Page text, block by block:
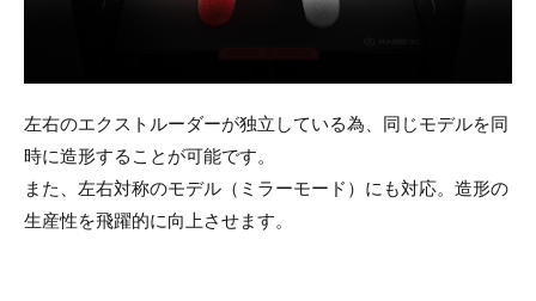
左右のエクストルーダーが独立している為、同じモデルを同
時に造形することが可能です。
また、左右対称のモデル（ミラーモード）にも対応。造形の
生産性を飛躍的に向上させます。